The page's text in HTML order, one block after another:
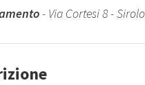
- Via Cortesi 8 - Sirolo